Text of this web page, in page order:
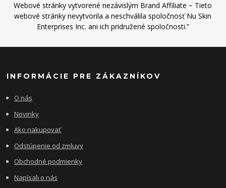
Webové stránky vytvorené nezávislým Brand Affiliate − Tieto
webové stránky nevytvorila a neschválila spoločnosť Nu Skin
Enterprises Inc. ani ich pridružené spoločnosti.”
INFORMÁCIE PRE ZÁKAZNÍKOV
O nás
Novinky
Ako nakupovať
Odstúpenie od zmluvy
Obchodné podmienky
Napísali o nás